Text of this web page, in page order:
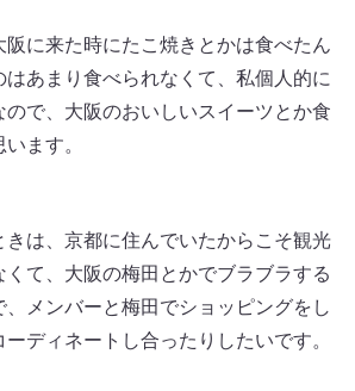
阪に来た時にたこ焼きとかは食べたん
はあまり食べられなくて、私個人的に
ので、大阪のおいしいスイーツとか食
ます。
きは、京都に住んでいたからこそ観光
て、大阪の梅田とかでブラブラする
メンバーと梅田でショッピングをし
ディネートし合ったりしたいです。